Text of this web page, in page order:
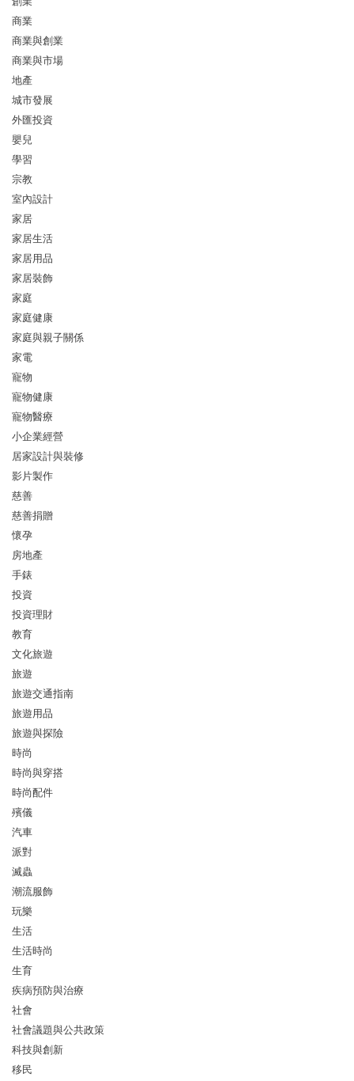
商業
商業與創業
商業與市場
地產
城市發展
外匯投資
嬰兒
學習
宗教
室內設計
家居
家居生活
家居用品
家居裝飾
家庭
家庭健康
家庭與親子關係
家電
寵物
寵物健康
寵物醫療
小企業經營
居家設計與裝修
影片製作
慈善
慈善捐贈
懷孕
房地產
手錶
投資
投資理財
教育
文化旅遊
旅遊
旅遊交通指南
旅遊用品
旅遊與探險
時尚
時尚與穿搭
時尚配件
殯儀
汽車
派對
滅蟲
潮流服飾
玩樂
生活
生活時尚
生育
疾病預防與治療
社會
社會議題與公共政策
科技與創新
移民